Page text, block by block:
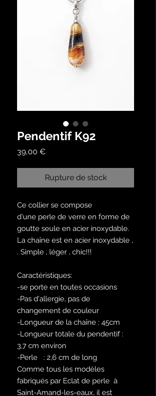
Pendentif K92
39,00 €
Rupture de stock
Ce collier se compose
d'une perle de verre en forme de
goutte seule en acier inoxydable.
La chaîne est en acier inoxydable ,
. Simple , léger , chic!!!
Caractéristiques:
-se porte en toutes occasions
-Pas d'allergie, pas de
changement de couleur
-Longueur de la chaîne : 45cm
-Longueur totale du pendentif :
3,7 cm environ
-Perle : 2,6 cm de long
Comme tous les modèles
fabriqués par Eclat de perle à
Saint-Amand-les-eaux, il est